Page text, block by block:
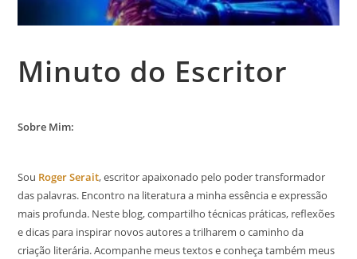
Minuto do Escritor
Sobre Mim:
Sou Roger Serait, escritor apaixonado pelo poder transformador
das palavras. Encontro na literatura a minha essência e expressão
mais profunda. Neste blog, compartilho técnicas práticas, reflexões
e dicas para inspirar novos autores a trilharem o caminho da
criação literária. Acompanhe meus textos e conheça também meus